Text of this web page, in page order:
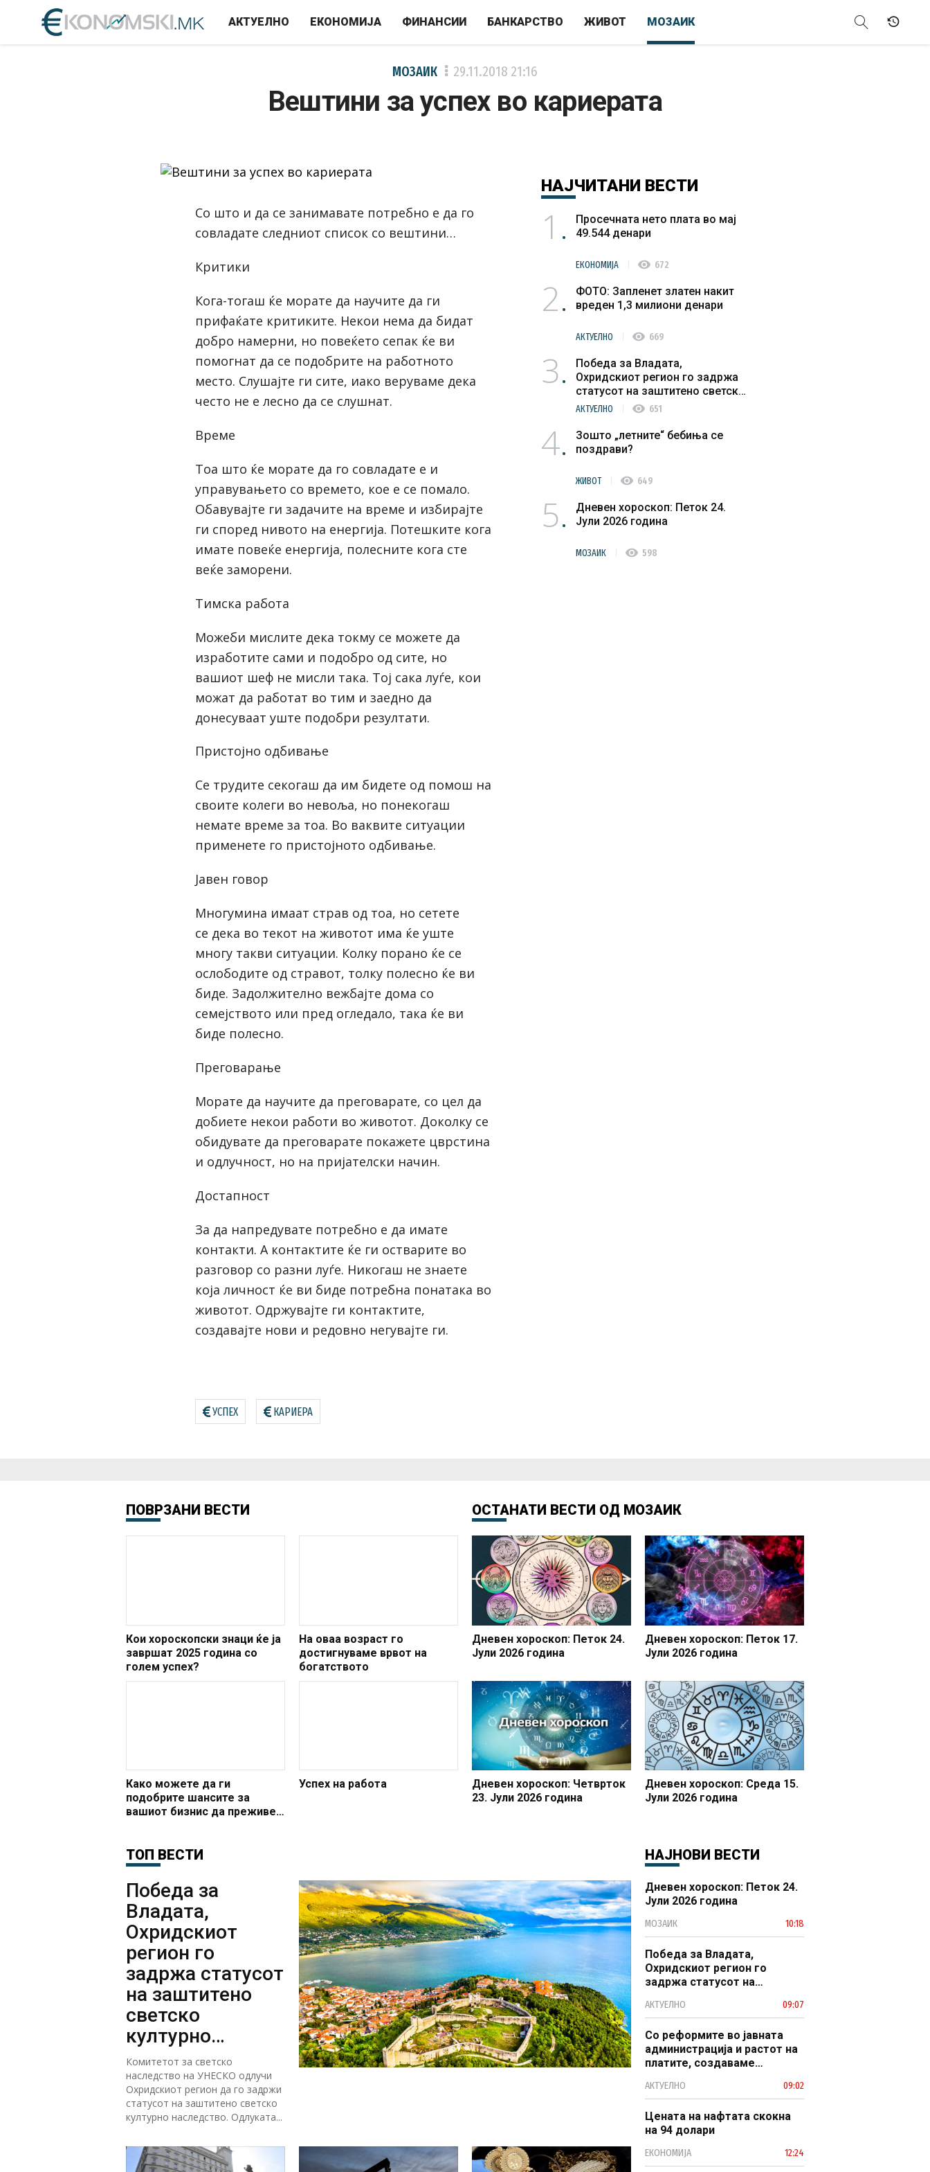
АКТУЕЛНО ЕКОНОМИЈА ФИНАНСИИ БАНКАРСТВО ЖИВОТ МОЗАИК
МОЗАИК 29.11.2018 21:16
Вештини за успех во кариерата
Со што и да се занимавате потребно е да го
совладате следниот список со вештини…
Критики
Кога-тогаш ќе морате да научите да ги
прифаќате критиките. Некои нема да бидат
добро намерни, но повеќето сепак ќе ви
помогнат да се подобрите на работното
место. Слушајте ги сите, иако веруваме дека
често не е лесно да се слушнат.
Време
Тоа што ќе морате да го совладате е и
управувањето со времето, кое е се помало.
Обавувајте ги задачите на време и избирајте
ги според нивото на енергија. Потешките кога
имате повеќе енергија, полесните кога сте
веќе заморени.
Тимска работа
Можеби мислите дека токму се можете да
изработите сами и подобро од сите, но
вашиот шеф не мисли така. Тој сака луѓе, кои
можат да работат во тим и заедно да
донесуваат уште подобри резултати.
Пристојно одбивање
Се трудите секогаш да им бидете од помош на
своите колеги во невоља, но понекогаш
немате време за тоа. Во ваквите ситуации
применете го пристојното одбивање.
Јавен говор
Многумина имаат страв од тоа, но сетете
се дека во текот на животот има ќе уште
многу такви ситуации. Колку порано ќе се
ослободите од стравот, толку полесно ќе ви
биде. Задолжително вежбајте дома со
семејството или пред огледало, така ќе ви
биде полесно.
Преговарање
Морате да научите да преговарате, со цел да
добиете некои работи во животот. Доколку се
обидувате да преговарате покажете цврстина
и одлучност, но на пријателски начин.
Достапност
За да напредувате потребно е да имате
контакти. А контактите ќе ги остварите во
разговор со разни луѓе. Никогаш не знаете
која личност ќе ви биде потребна понатака во
животот. Одржувајте ги контактите,
создавајте нови и редовно негувајте ги.
УСПЕХ КАРИЕРА
НАЈЧИТАНИ ВЕСТИ
1
Просечната нето плата во мај
49.544 денари
ЕКОНОМИЈА visibility 672
2
ФОТО: Запленет златен накит
вреден 1,3 милиони денари
АКТУЕЛНО visibility 669
3
Победа за Владата,
Охридскиот регион го задржа
статусот на заштитено светско
културно наследство
АКТУЕЛНО visibility 651
4
Зошто „летните“ бебиња се
поздрави?
ЖИВОТ visibility 649
5
Дневен хороскоп: Петок 24.
Јули 2026 година
МОЗАИК visibility 598
ПОВРЗАНИ ВЕСТИ
Кои хороскопски знаци ќе ја
завршат 2025 година со
голем успех?
На оваа возраст го
достигнуваме врвот на
богатството
Како можете да ги
подобрите шансите за
вашиот бизнис да преживее
Успех на работа
ОСТАНАТИ ВЕСТИ ОД МОЗАИК
Дневен хороскоп: Петок 24.
Јули 2026 година
Дневен хороскоп: Четврток
23. Јули 2026 година
Дневен хороскоп: Петок 17.
Јули 2026 година
Дневен хороскоп: Среда 15.
Јули 2026 година
ТОП ВЕСТИ
Победа за
Владата,
Охридскиот
регион го
задржа статусот
на заштитено
светско
културно
наследство
Комитетот за светско
наследство на УНЕСКО одлучи
Охридскиот регион да го задржи
статусот на заштитено светско
културно наследство. Одлуката...
НАЈНОВИ ВЕСТИ
Дневен хороскоп: Петок 24.
Јули 2026 година
МОЗАИК 10:18
Победа за Владата,
Охридскиот регион го
задржа статусот на
наследство
АКТУЕЛНО 09:07
Со реформите во јавната
администрација и растот на
платите, создаваме
модерен јавен сектор
АКТУЕЛНО 09:02
Цената на нафтата скокна
на 94 долари
ЕКОНОМИЈА 12:24